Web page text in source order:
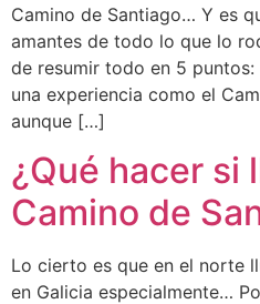
Camino de Santiago… Y es
amantes de todo lo que lo
de resumir todo en 5 puntos:
una experiencia como el
aunque […]
¿Qué hacer si
Camino de
Lo cierto es que en el norte
en Galicia especialmente…